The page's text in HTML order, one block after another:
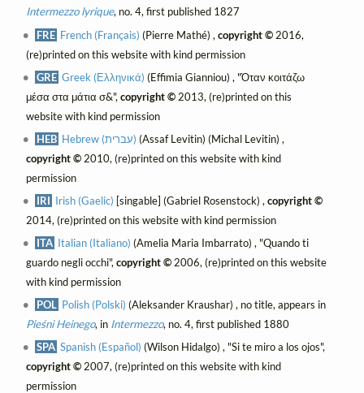
Intermezzo lyrique, no. 4, first published 1827
FRE French (Français) (Pierre Mathé) ,copyright © 2016,
(re)printed on this website with kind permission
GRE Greek (Ελληνικά) (Effimia Gianniou) , "Όταν κοιτάζω
μέσα στα μάτια σ&", copyright ©2013, (re)printed on this
website with kind permission
HEB
Hebrew (עברית) (Assaf Levitin) (Michal Levitin) ,
copyright ©2010, (re)printed on this website with kind
permission
IRI Irish (Gaelic) [singable] (Gabriel Rosenstock) ,copyright ©
2014, (re)printed on this website with kind permission
ITA Italian (Italiano) (Amelia Maria Imbarrato) , "Quando ti
guardo negli occhi", copyright ©2006, (re)printed on this website
with kind permission
POL Polish (Polski) (Aleksander Kraushar) , no title, appears in
Pieśni Heinego, in Intermezzo, no. 4, first published 1880
SPA Spanish (Español) (Wilson Hidalgo) , "Si te miro a los ojos",
copyright ©2007, (re)printed on this website with kind
permission